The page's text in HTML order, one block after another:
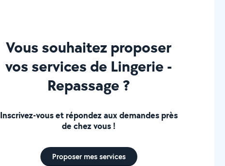
Vous souhaitez proposer
vos services de Lingerie -
Repassage ?
Inscrivez-vous et répondez aux demandes près
de chez vous !
Proposer mes services